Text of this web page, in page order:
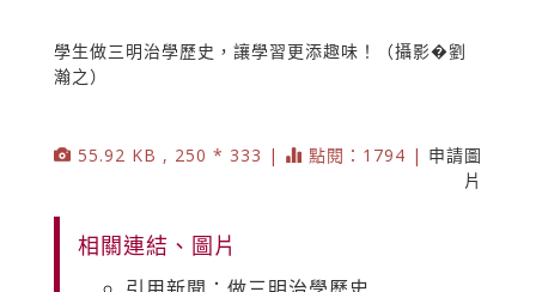
學生做三明治學歷史，讓學習更添趣味！（攝影�劉
瀚之）
55.92 KB , 250 * 333 | 點閱：1794 | 申請圖
片
相關連結、圖片